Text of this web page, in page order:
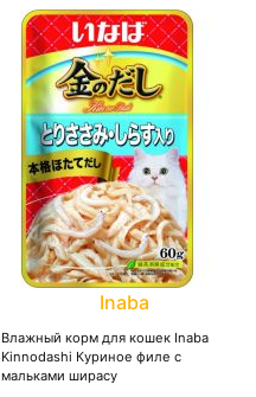
Inaba
Влажный корм для кошек Inaba
Kinnodashi Куриное филе с
мальками ширасу